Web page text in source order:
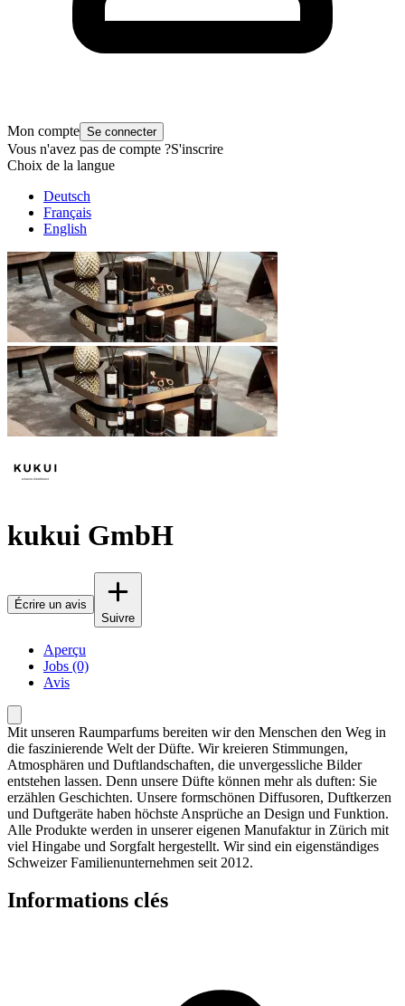
Mon compte Se connecter
Vous n'avez pas de compte ?S'inscrire
Choix de la langue
Deutsch
Français
English
kukui GmbH
Écrire un avis
Suivre
Aperçu
Jobs (0)
Avis
Mit unseren Raumparfums bereiten wir den Menschen den Weg in
die faszinierende Welt der Düfte. Wir kreieren Stimmungen,
Atmosphären und Duftlandschaften, die unvergessliche Bilder
entstehen lassen. Denn unsere Düfte können mehr als duften: Sie
erzählen Geschichten. Unsere formschönen Diffusoren, Duftkerzen
und Duftgeräte haben höchste Ansprüche an Design und Funktion.
Alle Produkte werden in unserer eigenen Manufaktur in Zürich mit
viel Hingabe und Sorgfalt hergestellt. Wir sind ein eigenständiges
Schweizer Familienunternehmen seit 2012.
Informations clés